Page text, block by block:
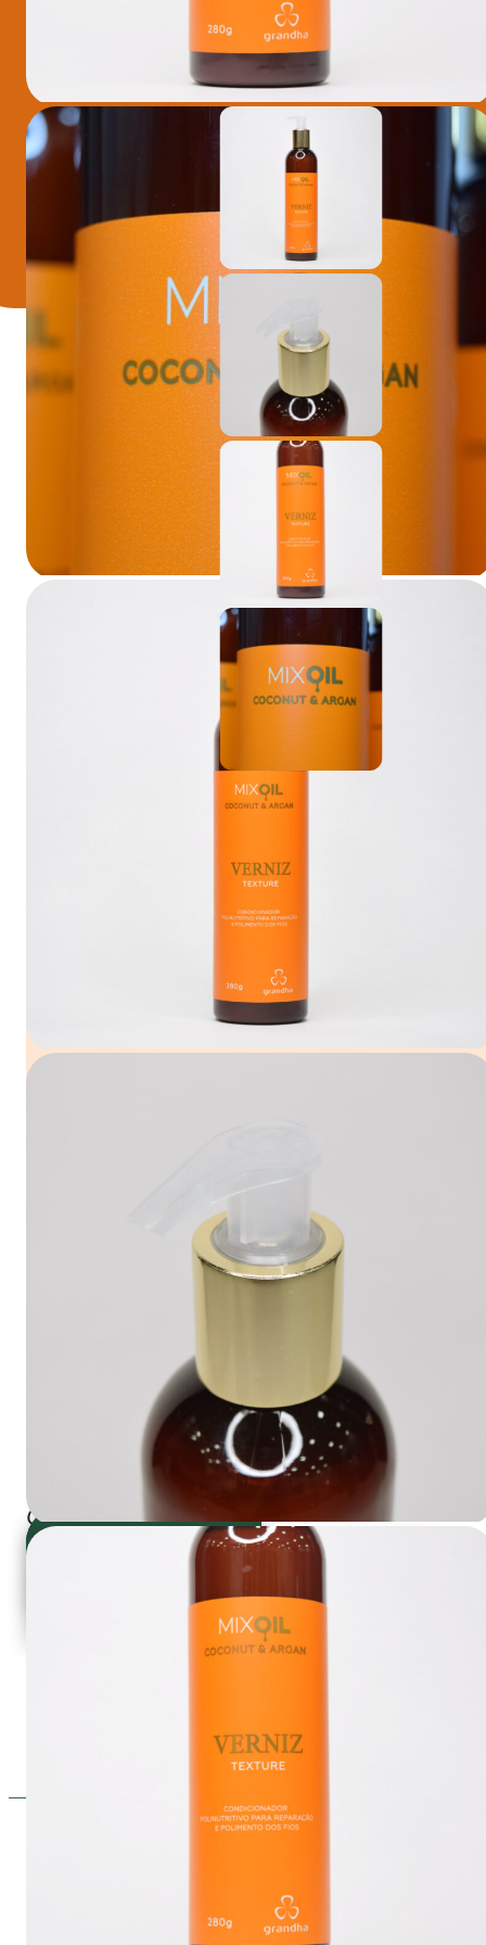
VERNIZ
TEXTURE
Mix Oil Coconut & Argan
Hidratação e reparação
VERNIZ TEXTURE MIX
OIL COCONUT &
capacidade polinutritiva
e doadora de brilho. A
sinergia dos óleos de
antioxidante, em função
das altas taxas de
vitamina E e ácidos
graxos essenciais, os
quais diminuem o
desgaste provocado por
processos químicos e
restabelecem a
integridade dos cabelos.
contraindicações.
Controlehidrolipídico
fios. Brilho e sedosidade
Verniz Texture de
*Compre nossos produtos no instituto
beleza, clínica estética ou salão
credenciado mais próximo de você.
não encontre, você ainda pode adquirir
seus produtos Grandha na Loja Grandha
Oficial Online:
COMPRE ON-
CONFIRA A LINHA